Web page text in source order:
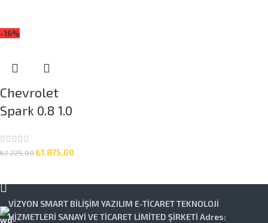
Motor Yağlı
Bakım Seti 3
Parça Set
-16%
Chevrolet
Spark 0.8 1.0
5W-30 5 Litre
Bakım Seti 3
Parça Set
₺2.225,00₺1.875,00
VİZYON SMART BİLİŞİM YAZILIM E-TİCARET TEKNOLOJİ
HİZMETLERİ SANAYİ VE TİCARET LİMİTED ŞİRKETİ Adres: